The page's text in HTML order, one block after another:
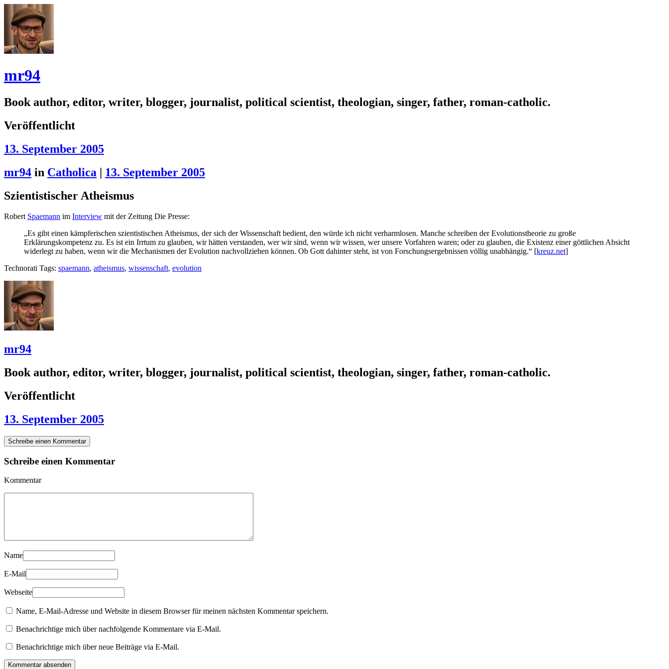
mr94
Book author, editor, writer, blogger, journalist, political scientist, theologian, singer, father, roman-catholic.
Veröffentlicht
13. September 2005
mr94 in Catholica | 13. September 2005
Szientistischer Atheismus
Robert Spaemann im Interview mit der Zeitung Die Presse:
„Es gibt einen kämpferischen szientistischen Atheismus, der sich der Wissenschaft bedient, den würde ich nicht verharmlosen. Manche schreiben der Evolutionstheorie zu große
Erklärungskompetenz zu. Es ist ein Irrtum zu glauben, wir hätten verstanden, wer wir sind, wenn wir wissen, wer unsere Vorfahren waren; oder zu glauben, die Existenz einer göttlichen Absicht
widerlegt zu haben, wenn wir die Mechanismen der Evolution nachvollziehen können. Ob Gott dahinter steht, ist von Forschungsergebnissen völlig unabhängig.“ [kreuz.net]
Technorati Tags: spaemann, atheismus, wissenschaft, evolution
mr94
Book author, editor, writer, blogger, journalist, political scientist, theologian, singer, father, roman-catholic.
Veröffentlicht
13. September 2005
Schreibe einen Kommentar
Schreibe einen Kommentar
Kommentar
Name
E-Mail
Webseite
Name, E-Mail-Adresse und Website in diesem Browser für meinen nächsten Kommentar speichern.
Benachrichtige mich über nachfolgende Kommentare via E-Mail.
Benachrichtige mich über neue Beiträge via E-Mail.